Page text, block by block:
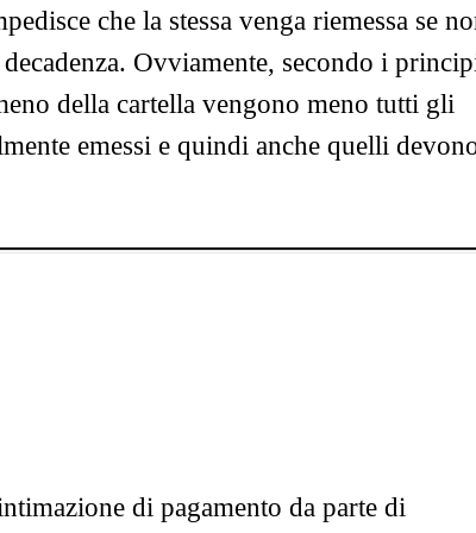
che la stessa venga riemessa se
Ovviamente, secondo i
della cartella vengono meno tutti gli
emessi e quindi anche quelli
di pagamento da parte di